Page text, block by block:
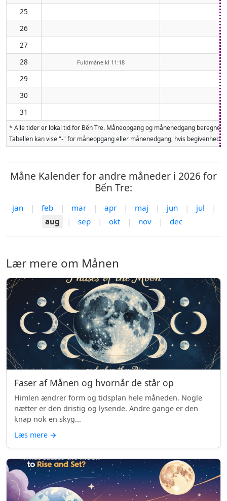
25
26
27
28
Fuldmåne kl 11:18
29
30
31
* Alle tider er lokal tid for Bến Tre. Måneopgang og månenedgang
Tabellen kan vise "-" for måneopgang eller månenedgang, hvis
Måne Kalender for andre måneder i 2026 for
Bến Tre:
jan | feb | mar | apr | maj | jun | jul
|
aug
| sep | okt | nov | dec
Lær mere om Månen
Faser af Månen og hvornår de står op
Himlen ændrer form og tidsplan hele måneden. Nogle
nætter er den dristig og lysende. Andre gange er den
knap nok en skyg...
Læs mere →